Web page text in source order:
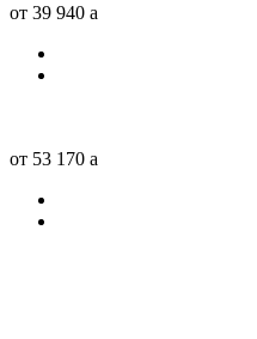
от 39 940 a
от 53 170 a